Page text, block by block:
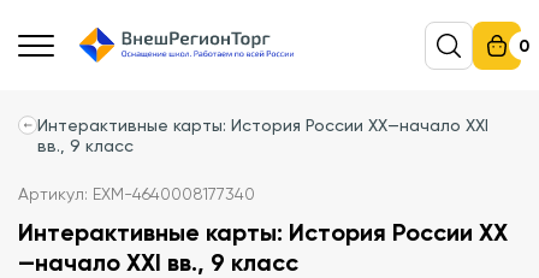
0
Интерактивные карты: История России XX—начало XXI
вв., 9 класс
Артикул: EXM-4640008177340
Интерактивные карты: История России XX
—начало XXI вв., 9 класс